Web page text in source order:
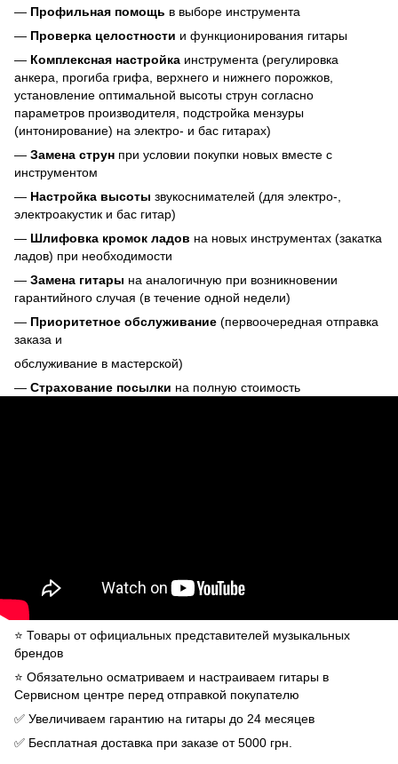
— Профильная помощь в выборе инструмента
— Проверка целостности и функционирования гитары
— Комплексная настройка инструмента (регулировка
анкера, прогиба грифа, верхнего и нижнего порожков,
установление оптимальной высоты струн согласно
параметров производителя, подстройка мензуры
(интонирование) на электро- и бас гитарах)
— Замена струн при условии покупки новых вместе с
инструментом
— Настройка высоты звукоснимателей (для электро-,
электроакустик и бас гитар)
— Шлифовка кромок ладов на новых инструментах (закатка
ладов) при необходимости
— Замена гитары на аналогичную при возникновении
гарантийного случая (в течение одной недели)
— Приоритетное обслуживание (первоочередная отправка
заказа и
обслуживание в мастерской)
— Страхование посылки на полную стоимость
⭐️ Товары от официальных представителей музыкальных
брендов
⭐️ Обязательно осматриваем и настраиваем гитары в
Сервисном центре перед отправкой покупателю
✅ Увеличиваем гарантию на гитары до 24 месяцев
✅ Бесплатная доставка при заказе от 5000 грн.